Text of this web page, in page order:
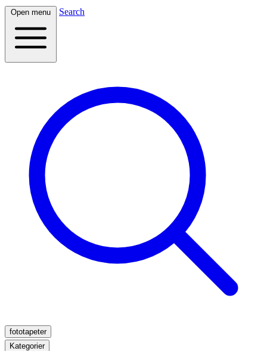
Open menu Search
fototapeter
Kategorier